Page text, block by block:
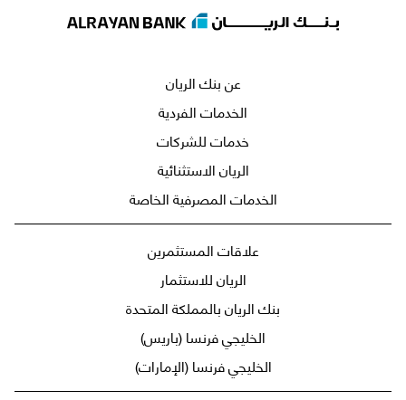
علاقات المستثمرين
الريان للاستثمار
بنك الريان بالمملكة المتحدة
الخليجي فرنسا (باريس)
الخليجي فرنسا (الإمارات)
عن بنك الريان
الخدمات الفردية
خدمات للشركات
الريان الاستثنائية
الخدمات المصرفية الخاصة